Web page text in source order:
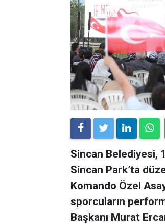
Sincan Belediyesi,
Sincan Park’ta
Komando Özel
sporcuların
Başkanı Murat